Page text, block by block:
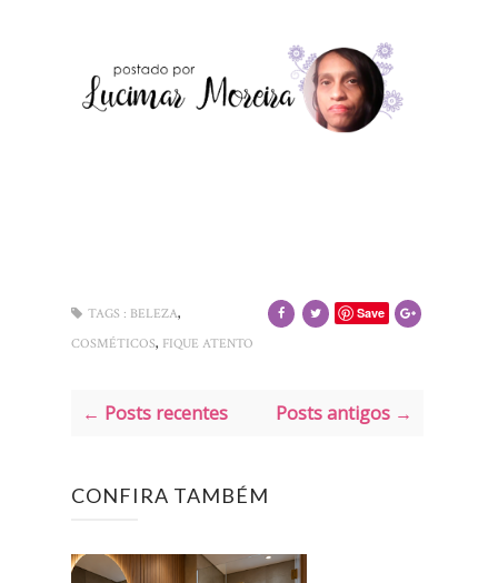
Save
TAGS : BELEZA,
COSMÉTICOS, FIQUE ATENTO
← Posts recentes Posts antigos →
CONFIRA TAMBÉM